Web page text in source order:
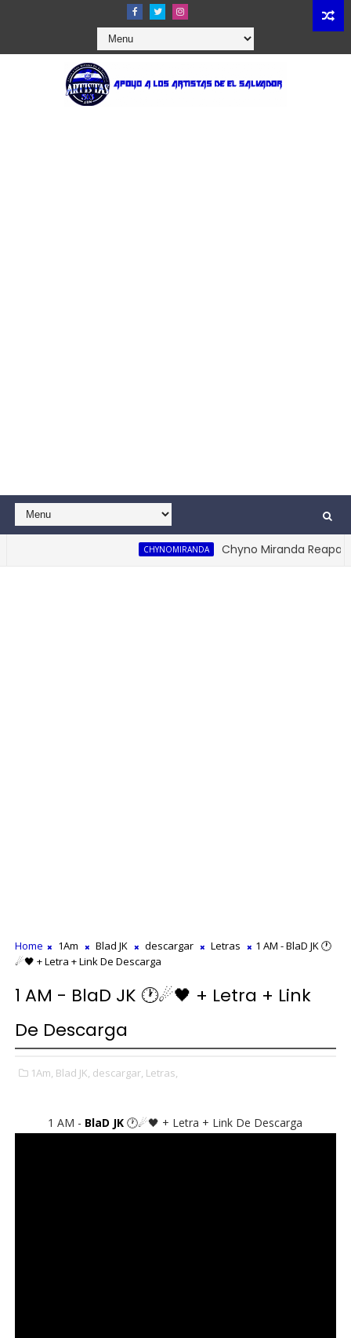
CHYNOMIRANDA Chyno Miranda
Home 1Am Blad JK descargar Letras
1 AM - BlaD JK 🕐
☄🖤 + Letra + Link De Descarga
1 AM - BlaD JK 🕐☄🖤 + Letra + Link
De Descarga
1Am, Blad JK, descargar, Letras,
1 AM - BlaD JK 🕐☄🖤 + Letra + Link De Descarga